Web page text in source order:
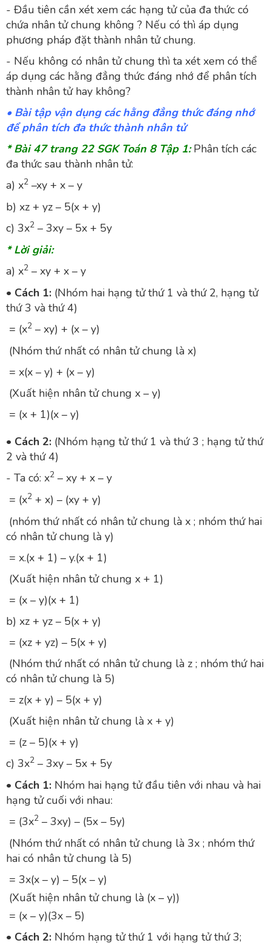
- Đầu tiên cần xét xem các hạng tử của đa thức có
chứa nhân tử chung không ? Nếu có thì áp dụng
phương pháp đặt thành nhân tử chung.
- Nếu không có nhân tử chung thì ta xét xem có thể
áp dụng các hằng đẳng thức đáng nhớ để phân tích
thành nhân tử hay không?
• Bài tập vận dụng các hằng đẳng thức đáng nhớ
để phân tích đa thức thành nhân tử
* Bài 47 trang 22 SGK Toán 8 Tập 1:Phân tích các
đa thức sau thành nhân tử:
a) x2 –xy + x – y
b) xz + yz – 5(x + y)
c) 3x2 – 3xy – 5x + 5y
* Lời giải:
a) x2 – xy + x – y
• Cách 1: (Nhóm hai hạng tử thứ 1 và thứ 2, hạng tử
thứ 3 và thứ 4)
= (x2 – xy) + (x – y)
(Nhóm thứ nhất có nhân tử chung là x)
= x(x – y) + (x – y)
(Xuất hiện nhân tử chung x – y)
= (x + 1)(x – y)
• Cách 2: (Nhóm hạng tử thứ 1 và thứ 3 ; hạng tử thứ
2 và thứ 4)
- Ta có: x2 – xy + x – y
= (x2 + x) – (xy + y)
(nhóm thứ nhất có nhân tử chung là x ; nhóm thứ hai
có nhân tử chung là y)
= x.(x + 1) – y.(x + 1)
(Xuất hiện nhân tử chung x + 1)
= (x – y)(x + 1)
b) xz + yz – 5(x + y)
= (xz + yz) – 5(x + y)
(Nhóm thứ nhất có nhân tử chung là z ; nhóm thứ hai
có nhân tử chung là 5)
= z(x + y) – 5(x + y)
(Xuất hiện nhân tử chung là x + y)
= (z – 5)(x + y)
c) 3x2 – 3xy – 5x + 5y
• Cách 1: Nhóm hai hạng tử đầu tiên với nhau và hai
hạng tử cuối với nhau:
= (3x2 – 3xy) – (5x – 5y)
(Nhóm thứ nhất có nhân tử chung là 3x ; nhóm thứ
hai có nhân tử chung là 5)
= 3x(x – y) – 5(x – y)
(Xuất hiện nhân tử chung là (x – y))
= (x – y)(3x – 5)
• Cách 2: Nhóm hạng tử thứ 1 với hạng tử thứ 3;